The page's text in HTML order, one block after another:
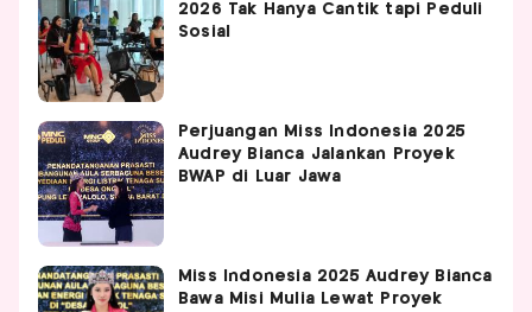
2026 Tak Hanya Cantik tapi Peduli
Sosial
Perjuangan Miss Indonesia 2025
Audrey Bianca Jalankan Proyek
BWAP di Luar Jawa
Miss Indonesia 2025 Audrey Bianca
Bawa Misi Mulia Lewat Proyek